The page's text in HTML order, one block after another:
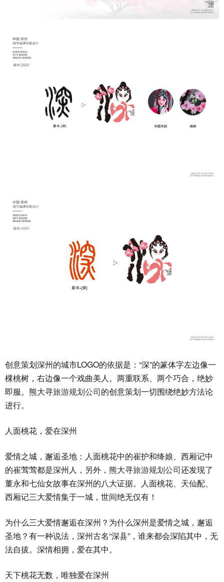
创意策划深州的城市LOGO的依据是：“深”的篆体字左边像一
棵桃树，右边像一个戏曲美人。两重联系、两个巧合，绝妙
即服。熊大寻旅游规划公司的创意策划一切围绕绝妙方法论
进行。
人面桃花，爱在深州
爱情之城，邂逅圣地：人面桃花中的崔护和绛娘、西厢记中
的崔莺莺都是深州人，另外，熊大寻旅游规划公司还发现了
董永和七仙女故事在深州的八大证据。人面桃花、天仙配、
西厢记三大爱情集于一城，世间绝无仅有！
为什么三大爱情邂逅在深州？为什么深州是爱情之城，邂逅
圣地？有一种说法，深州古名“深县”，谁来都会深陷其中，无
法自拔。深情相拥，爱在其中。
天下桃花无数，唯独爱在深州